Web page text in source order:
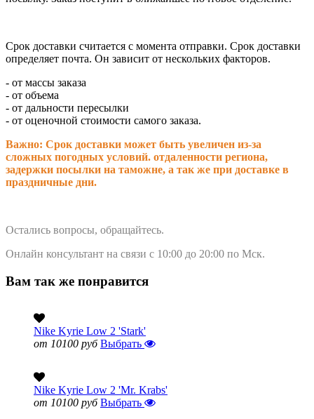
Срок доставки считается с момента отправки. Срок доставки
определяет почта. Он зависит от нескольких факторов.
- от массы заказа
- от объема
- от дальности пересылки
- от оценочной стоимости самого заказа.
Важно: Срок доставки может быть увеличен из-за
сложных погодных условий. отдаленности региона,
задержки посылки на таможне, а так же при доставке в
праздничные дни.
Остались вопросы, обращайтесь.
Онлайн консультант на связи с 10:00 до 20:00 по Мск.
Вам так же понравится
Nike Kyrie Low 2 'Stark'
от 10100 руб Выбрать
Nike Kyrie Low 2 'Mr. Krabs'
от 10100 руб Выбрать